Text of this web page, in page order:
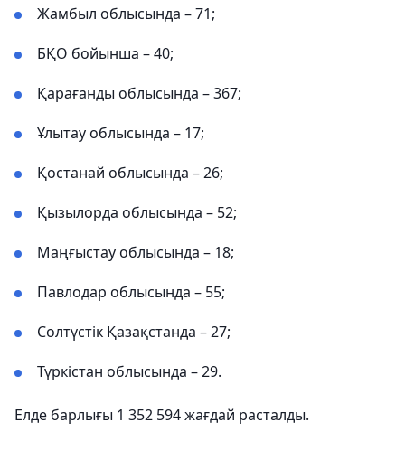
Жамбыл облысында – 71;
БҚО бойынша – 40;
Қарағанды ​​облысында – 367;
Ұлытау облысында – 17;
Қостанай облысында – 26;
Қызылорда облысында – 52;
Маңғыстау облысында – 18;
Павлодар облысында – 55;
Солтүстік Қазақстанда – 27;
Түркістан облысында – 29.
Елде барлығы 1 352 594 жағдай расталды.